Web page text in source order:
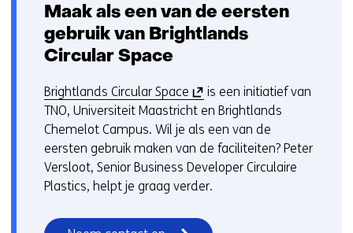
Maak als een van de eersten
gebruik van Brightlands
Circular Space
Brightlands Circular Space (
o
p
e
n
t
is een initiatief van
TNO, Universiteit Maastricht en Brightlands
Chemelot Campus. Wil je als een van de
eersten gebruik maken van de faciliteiten? Peter
Versloot, Senior Business Developer Circulaire
Plastics, helpt je graag verder.